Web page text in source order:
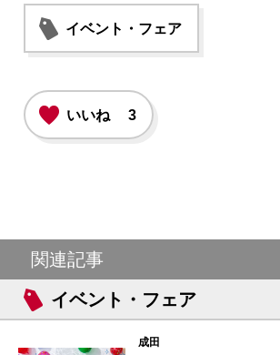
イベント・フェア
いいね 3
関連記事
イベント・フェア
成田